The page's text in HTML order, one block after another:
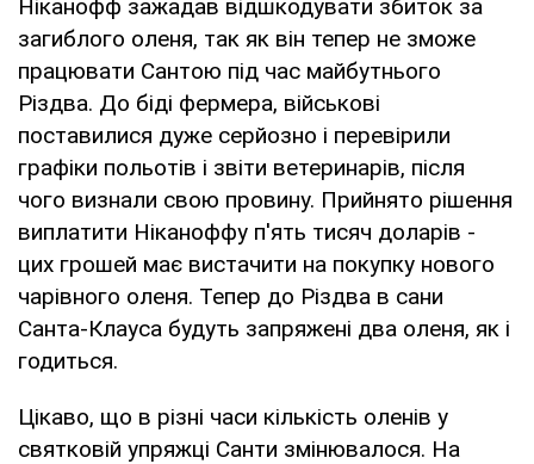
Ніканофф зажадав відшкодувати збиток за
загиблого оленя, так як він тепер не зможе
працювати Сантою під час майбутнього
Різдва. До біді фермера, військові
поставилися дуже серйозно і перевірили
графіки польотів і звіти ветеринарів, після
чого визнали свою провину. Прийнято рішення
виплатити Ніканоффу п'ять тисяч доларів -
цих грошей має вистачити на покупку нового
чарівного оленя. Тепер до Різдва в сани
Санта-Клауса будуть запряжені два оленя, як і
годиться.
Цікаво, що в різні часи кількість оленів у
святковій упряжці Санти змінювалося. На